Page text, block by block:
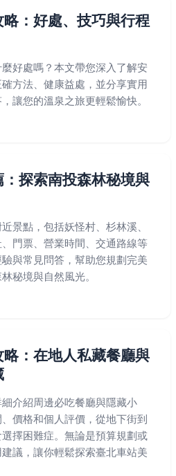
：好處、技巧與行程
好處嗎？本文帶您深入了解安
方法、健康益處，並分享實用
讓您的溫泉之旅更輕鬆愉快。
探索南投森林秘境與
景點，包括妖怪村、杉林溪、
門票、營業時間、交通路線等
與常見問答，幫助您規劃完美
秘境與自然風光。
：在地人私藏餐廳與
介紹周邊必吃餐廳與隱藏小
價格和個人評價，從地下街到
擇困難症。無論是預算規劃或
議，讓你輕鬆探索臺北車站美